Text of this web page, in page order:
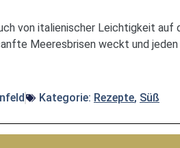
von italienischer Leichtigkeit auf
Meeresbrisen weckt und
Kategorie: Rezepte, Süß